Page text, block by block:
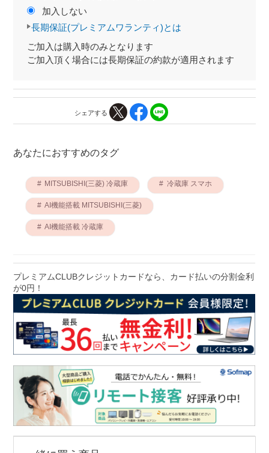
加入しない
長期保証(プレミアムワランティ)とは
ご加入は購入時のみとなります
ご加入頂く場合には長期保証の約款が適用されます
シェアする
あなたにおすすめのタグ
MITSUBISHI(三菱) 冷蔵庫 冷蔵庫 スマホ
AI機能搭載 MITSUBISHI(三菱)
AI機能搭載 冷蔵庫
プレミアムCLUBクレジットカードなら、カード払いの分割金利
が0円！